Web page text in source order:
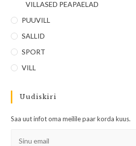
VILLASED PEAPAELAD
PUUVILL
SALLID
SPORT
VILL
Uudiskiri
Saa uut infot oma meilile paar korda kuus.